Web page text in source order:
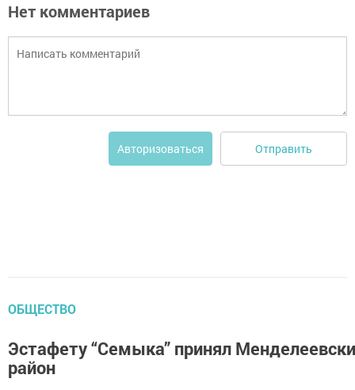
Нет комментариев
Авторизоваться Отправить
ОБЩЕСТВО
Эстафету “Семыка” принял
район